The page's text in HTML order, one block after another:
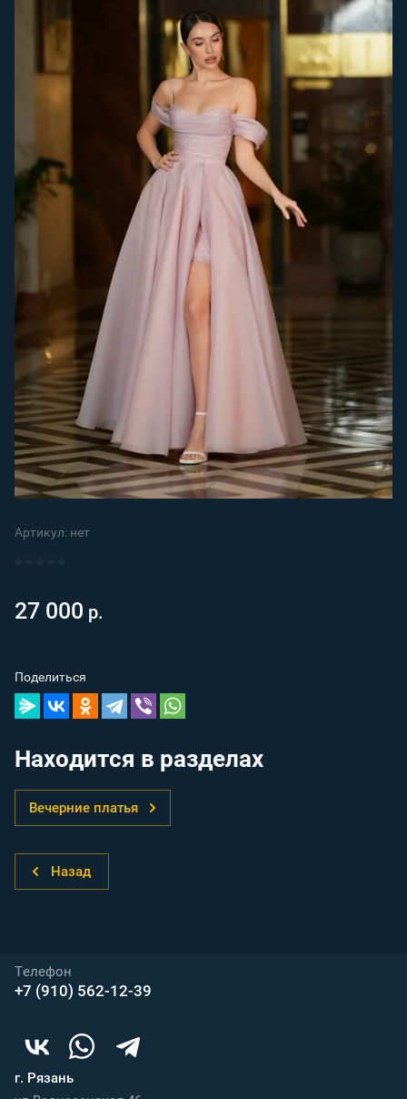
Артикул: нет
27 000 р.
Поделиться
Находится в разделах
Вечерние платья
Назад
Телефон
+7 (910) 562-12-39
г. Рязань